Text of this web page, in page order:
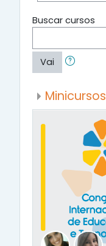
Buscar cursos
Vai
Minicursos